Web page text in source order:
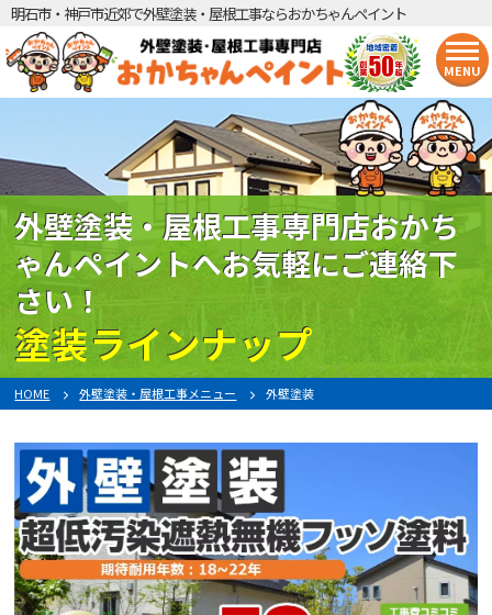
明石市・神戸市近郊で外壁塗装・屋根工事ならおかちゃんペイント
MENU
外壁塗装・屋根工事専門店おかち
ゃんペイントへお気軽にご連絡下
さい！
塗装ラインナップ
HOME 外壁塗装・屋根工事メニュー 外壁塗装